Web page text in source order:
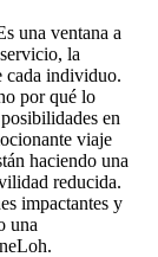
una ventana a
la
cada individuo.
por qué lo
en
viaje
haciendo una
reducida.
impactantes y
una